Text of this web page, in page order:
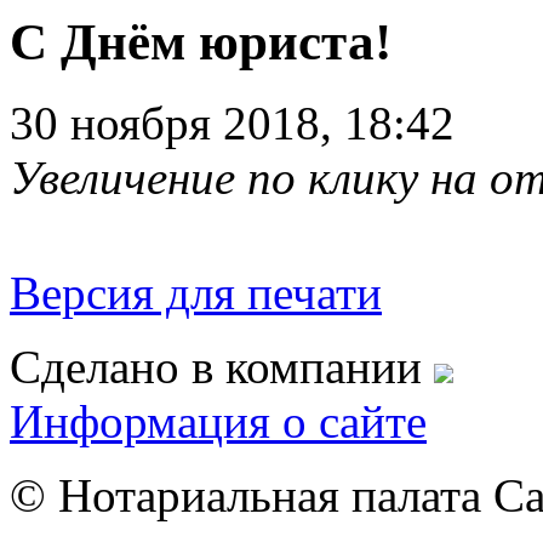
С Днём юриста!
30 ноября 2018, 18:42
Увеличение по клику на
Версия для печати
Сделано в компании
Информация о сайте
© Нотариальная палата